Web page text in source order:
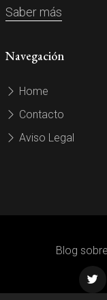
Saber más
Navegación
Home
Contacto
Aviso Legal
Blog